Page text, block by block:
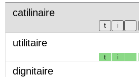
catilinaire
utilitaire
t i
dignitaire